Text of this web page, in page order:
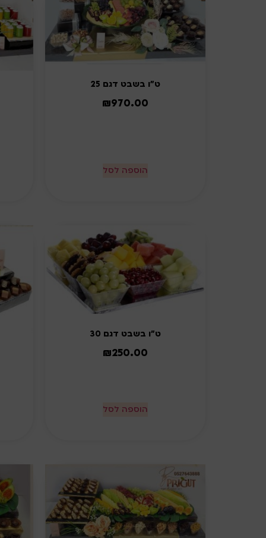
ט"ו בשבט דגם 25
₪970.00
הוספה לסל
ט"ו בשבט דגם 30
₪250.00
הוספה לסל